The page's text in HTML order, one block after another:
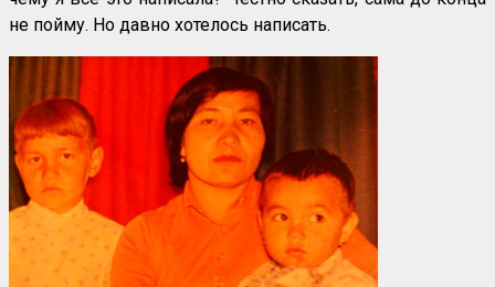
не пойму. Но давно хотелось написать.